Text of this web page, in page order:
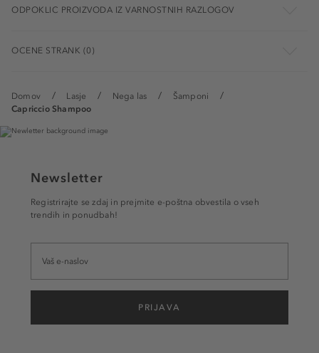
Domov Lasje Nega las
Šamponi
Capriccio Shampoo
ODPOKLIC PROIZVODA IZ VARNOSTNIH RAZLOGOV
OCENE STRANK (0)
Newsletter
Registrirajte se zdaj in prejmite e-poštna obvestila o vseh
trendih in ponudbah!
PRIJAVA